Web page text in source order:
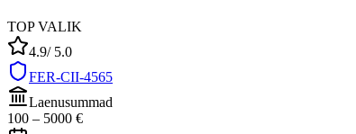
TOP VALIK
4.9/ 5.0
FER-CII-4565
Laenusummad
100 – 5000 €